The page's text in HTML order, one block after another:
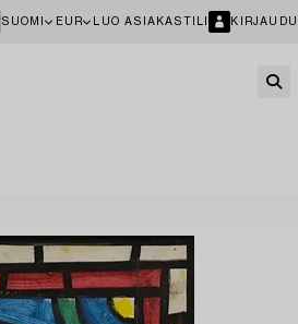
SUOMI EUR LUO ASIAKASTILI KIRJAUDU